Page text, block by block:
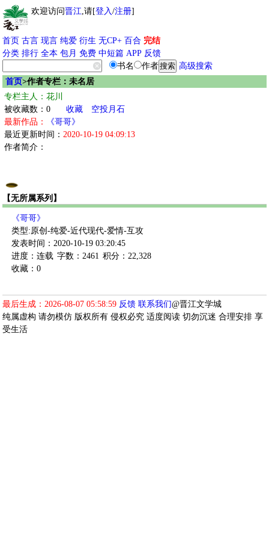
欢迎访问晋江,请[登入/注册]
首页 古言 现言 纯爱 衍生 无CP+ 百合 完结
分类 排行 全本 包月 免费 中短篇 APP 反馈
书名
作者
高级搜索
首页>作者专栏：未名居
专栏主人：花川
被收藏数：0
收藏
空投月石
最新作品：
《哥哥》
最近更新时间： 2020-10-19 04:09:13
作者简介：
【无所属系列】
《哥哥》
类型:原创-纯爱-近代现代-爱情-互攻
发表时间：2020-10-19 03:20:45
进度：连载 字数：2461 积分：22,328
收藏：0
最后生成：2026-08-07 05:58:59 反馈 联系我们@晋江文学城
纯属虚构 请勿模仿 版权所有 侵权必究 适度阅读 切勿沉迷 合理安排 享
受生活